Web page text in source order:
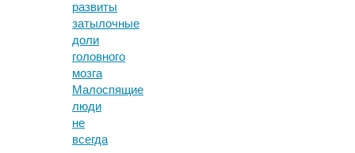
развиты
затылочные
доли
головного
мозга
Малоспящие
люди
не
всегда